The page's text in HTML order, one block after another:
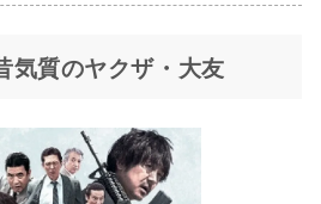
気質のヤクザ・大友